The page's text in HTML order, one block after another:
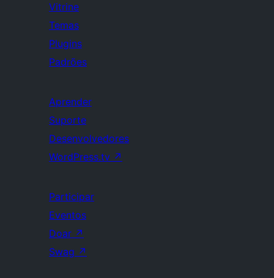
Vitrine
Temas
Plugins
Padrões
Aprender
Suporte
Desenvolvedores
WordPress.tv ↗
Participar
Eventos
Doar ↗
Swag ↗